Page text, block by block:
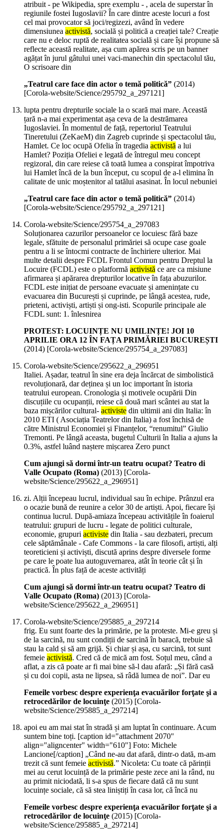
atribuit - pe Wikipedia, spre exemplu - , acela de superstar în
regiunile fostei Iugoslavii? În care dintre aceste locuri a fost
cel mai provocator să joci/regizezi, având în vedere
dimensiunea activistă, socială și politică a creației tale? Creație
care nu e deloc ruptă de realitatea socială și care își propune să
reflecte această realitate, așa cum apărea scris pe un banner
agățat în jurul gâtului unei vaci-manechin din spectacolul tău,
O scrisoare din
„Teatrul care face din actor o temă politică” (2014)
[Corola-website/Science/295792_a_297121]
lupta pentru drepturile sociale la o scară mai mare. Această
țară n-a mai experimentat așa ceva de la destrămarea
Iugoslaviei. În momentul de față, repertoriul Teatrului
Tineretului (ZeKaeM) din Zagreb cuprinde și spectacolul tău,
Hamlet. Ce loc ocupă Ofelia în tragedia activistă a lui
Hamlet? Poziția Ofeliei e legată de întregul meu concept
regizoral, din care reiese că toată lumea a conspirat împotriva
lui Hamlet încă de la bun început, cu scopul de a-l elimina în
calitate de unic moștenitor al tatălui asasinat. În locul nebuniei
„Teatrul care face din actor o temă politică” (2014)
[Corola-website/Science/295792_a_297121]
Corola-website/Science/295754_a_297083
Soluționarea cazurilor persoanelor ce locuiesc fără baze
legale, sfătuite de personalul primăriei să ocupe case goale
pentru a li se întocmi contracte de închiriere ulterior. Mai
multe detalii despre FCDL Frontul Comun pentru Dreptul la
Locuire (FCDL) este o platformă activistă ce are ca misiune
afirmarea și apărarea drepturilor locative în fața abuzurilor.
FCDL este inițiat de persoane evacuate și amenințate cu
evacuarea din București și cuprinde, pe lângă acestea, rude,
prieteni, activiști, artiști și ong-isti. Scopurile principale ale
FCDL sunt: 1. înlesnirea
PROTEST: LOCUINȚE NU UMILINȚE! JOI 10
APRILIE ORA 12 ÎN FAȚA PRIMĂRIEI BUCUREȘTI
(2014) [Corola-website/Science/295754_a_297083]
Corola-website/Science/295622_a_296951
Italiei. Așadar, teatrul în sine era deja încărcat de simbolistică
revoluționară, dar deținea și un loc important în istoria
teatrului european. Cronologia și motivele ocupării Din
discuțiile cu ocupanții, reiese că două mari scântei au stat la
baza mișcărilor cultural- activiste din ultimii ani din Italia: în
2010 ETI ( Asociația Teatrelor din Italia) a fost închisă de
către Ministrul Economiei și Finanțelor, “renumitul” Giulio
Tremonti. Pe lângă aceasta, bugetul Culturii în Italia a ajuns la
0.3%, astfel luând naștere mișcarea Zero punct
Cum ajungi să dormi într-un teatru ocupat? Teatro di
Valle Ocupato (Roma) (2013) [Corola-
website/Science/295622_a_296951]
zi. Alții începeau lucrul, individual sau în echipe. Prânzul era
o ocazie bună de reunire a celor 30 de artiști. Apoi, fiecare își
continua lucrul. După-amiaza începeau activitățile în foaierul
teatrului: grupuri de lucru - legate de politici culturale,
economie, grupuri activiste din Italia - sau dezbateri, precum
cele săptămânale - Cafe Commons - la care filosofi, artiști, alți
teoreticieni și activiști, discută aprins despre diversele forme
pe care le poate lua autoguvernarea, atât în teorie cât și în
practică. În plus față de aceste activități
Cum ajungi să dormi într-un teatru ocupat? Teatro di
Valle Ocupato (Roma) (2013) [Corola-
website/Science/295622_a_296951]
Corola-website/Science/295885_a_297214
frig. Eu sunt foarte des la primărie, pe la proteste. Mi-e greu și
de la sarcină, nu sunt condiții de sarcină în baracă, trebuie să
stau la cald și să am grijă. Și chiar și așa, cu sarcină, tot sunt
femeie activistă. Cred că de mică am fost. Soțul meu, când a
aflat, a zis că poate ar fi mai bine să-l dau afară: „Și fără casă
și cu doi copii, asta ne lipsea, să râdă lumea de noi”. Dar eu
Femeile vorbesc despre experienţa evacuărilor forţate şi a
retrocedărilor de locuinţe (2015) [Corola-
website/Science/295885_a_297214]
apoi eu am mai stat în stradă și am luptat în continuare. Acum
suntem bine toți. [caption id="attachment 2070"
align="aligncenter" width="610"] Foto: Michele
Lancione[/caption] „Când ne-au dat afară, dintr-o dată, m-am
trezit că sunt femeie activistă.” Nicoleta: Cu toate că părinții
mei au cerut locuință de la primărie peste zece ani la rând, nu
au primit niciodată, li s-a spus de fiecare dată că nu sunt
locuințe sociale, că să stea liniștiți în casa lor, că încă nu
Femeile vorbesc despre experienţa evacuărilor forţate şi a
retrocedărilor de locuinţe (2015) [Corola-
website/Science/295885_a_297214]